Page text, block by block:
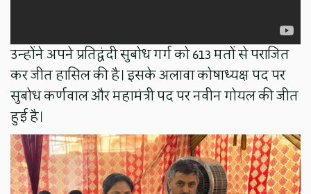
उन्होंने अपने प्रतिद्वंदी सुबोध गर्ग को 613 मतों से पराजित
कर जीत हासिल की है। इसके अलावा कोषाध्यक्ष पद पर
सुबोध कर्णवाल और महामंत्री पद पर नवीन गोयल की जीत
हुई है।